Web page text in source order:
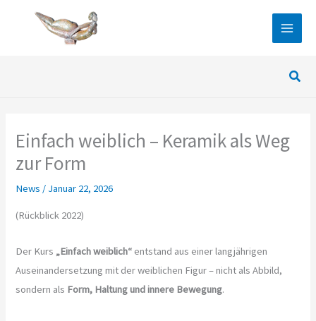
Einfach weiblich – Keramik als Weg
zur Form
News / Januar 22, 2026
(Rückblick 2022)
Der Kurs „Einfach weiblich“ entstand aus einer langjährigen
Auseinandersetzung mit der weiblichen Figur – nicht als Abbild,
sondern als Form, Haltung und innere Bewegung.